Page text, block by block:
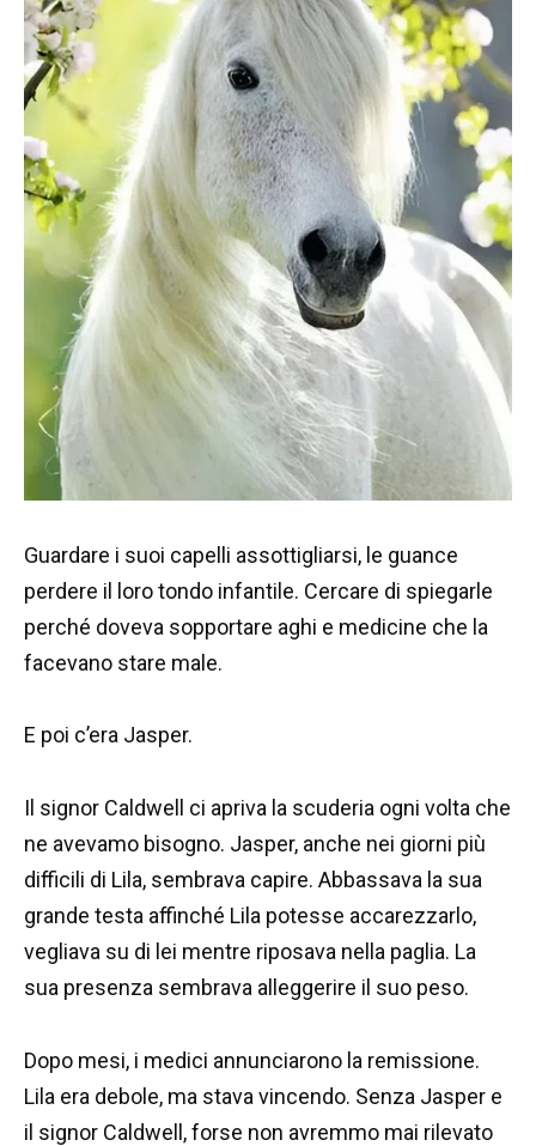
Guardare i suoi capelli assottigliarsi, le guance
perdere il loro tondo infantile. Cercare di spiegarle
perché doveva sopportare aghi e medicine che la
facevano stare male.
E poi c’era Jasper.
Il signor Caldwell ci apriva la scuderia ogni volta che
ne avevamo bisogno. Jasper, anche nei giorni più
difficili di Lila, sembrava capire. Abbassava la sua
grande testa affinché Lila potesse accarezzarlo,
vegliava su di lei mentre riposava nella paglia. La
sua presenza sembrava alleggerire il suo peso.
Dopo mesi, i medici annunciarono la remissione.
Lila era debole, ma stava vincendo. Senza Jasper e
il signor Caldwell, forse non avremmo mai rilevato